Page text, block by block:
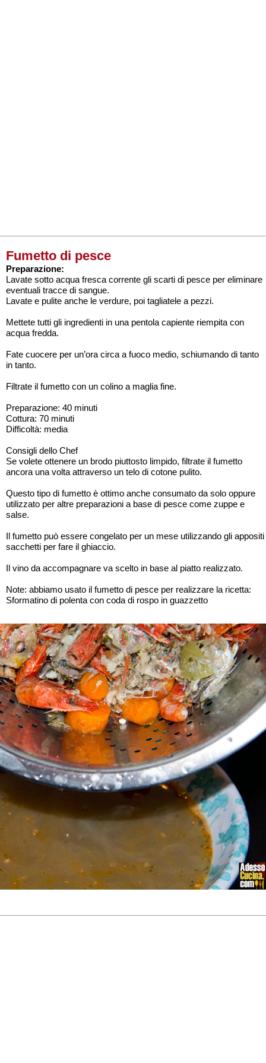
Fumetto di pesce
Preparazione:
Lavate sotto acqua fresca corrente gli scarti di pesce per eliminare
eventuali tracce di sangue.
Lavate e pulite anche le verdure, poi tagliatele a pezzi.
Mettete tutti gli ingredienti in una pentola capiente riempita con
acqua fredda.
Fate cuocere per un’ora circa a fuoco medio, schiumando di tanto
in tanto.
Filtrate il fumetto con un colino a maglia fine.
Preparazione: 40 minuti
Cottura: 70 minuti
Difficoltà: media
Consigli dello Chef
Se volete ottenere un brodo piuttosto limpido, filtrate il fumetto
ancora una volta attraverso un telo di cotone pulito.
Questo tipo di fumetto è ottimo anche consumato da solo oppure
utilizzato per altre preparazioni a base di pesce come zuppe e
salse.
Il fumetto può essere congelato per un mese utilizzando gli appositi
sacchetti per fare il ghiaccio.
Il vino da accompagnare va scelto in base al piatto realizzato.
Note: abbiamo usato il fumetto di pesce per realizzare la ricetta:
Sformatino di polenta con coda di rospo in guazzetto